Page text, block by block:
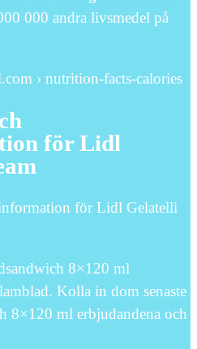
000 andra livsmedel på
› nutrition-facts-calories
för Lidl
för Lidl Gelatelli
8×120 ml
Kolla in dom senaste
8×120 ml erbjudandena och